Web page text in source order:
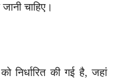
चाहिए।
निर्धारित की गई है, जहां